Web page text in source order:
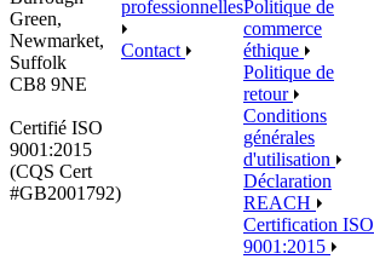
Green,
Newmarket,
Suffolk
CB8 9NE
Certifié ISO
9001:2015
(CQS Cert
#GB2001792)
professionnelles
Contact
Politique de
commerce
éthique
Politique de
retour
Conditions
générales
d'utilisation
Déclaration
REACH
Certification ISO
9001:2015